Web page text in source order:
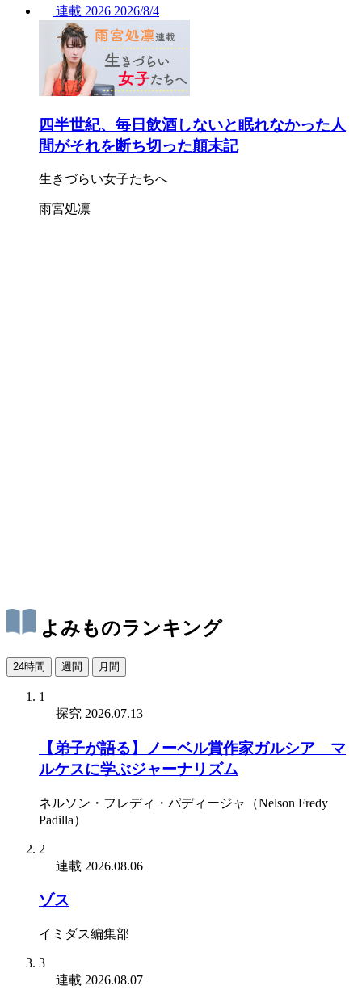
連載 2026 2026/8/4
四半世紀、毎日飲酒しないと眠れなかった人
間がそれを断ち切った顛末記
生きづらい女子たちへ
雨宮処凛
よみものランキング
24時間 週間 月間
1
探究 2026.07.13
【弟子が語る】ノーベル賞作家ガルシア゠マ
ルケスに学ぶジャーナリズム
ネルソン・フレディ・パディージャ（Nelson Fredy
Padilla）
2
連載 2026.08.06
ゾス
イミダス編集部
3
連載 2026.08.07